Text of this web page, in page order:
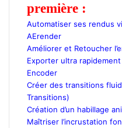
première :
Automatiser ses rendus
AErender
Améliorer et Retoucher
Exporter ultra
Encoder
Créer des transitions
Transitions)
Création d’un habillage
Maîtriser l’incrustation